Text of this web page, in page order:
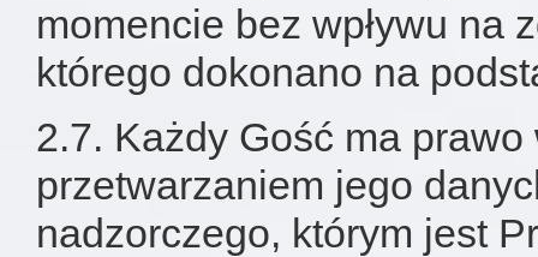
momencie bez wpływu na
którego dokonano na
2.7. Każdy Gość ma
przetwarzaniem jego
nadzorczego, którym jest